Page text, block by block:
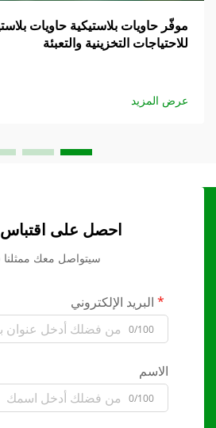
موفّر حاويات بلاستيكية حاويات
للاحتياجات التخزينية والتعبئة
عرض المزيد
احصل على
سيتواصل معك ممثلنا
البريد الإلكتروني
0/100
الاسم
0/100